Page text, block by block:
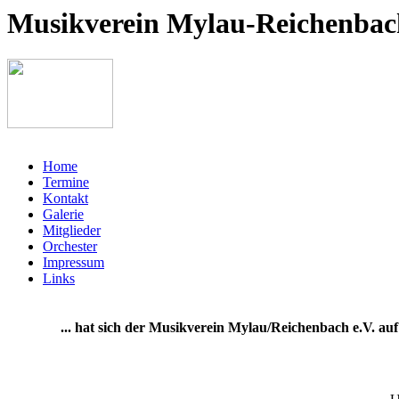
Musikverein Mylau-
Home
Termine
Kontakt
Galerie
Mitglieder
Orchester
Impressum
Links
... hat sich der Musikverein Mylau/Reichenbach e.V.